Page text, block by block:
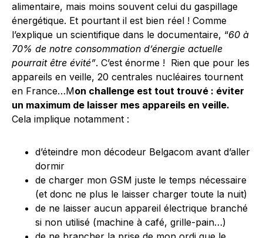
alimentaire, mais moins souvent celui du gaspillage
énergétique. Et pourtant il est bien réel ! Comme
l’explique un scientifique dans le documentaire, “60 à
70% de notre consommation d’énergie actuelle
pourrait être évité”. C’est énorme ! Rien que pour les
appareils en veille, 20 centrales nucléaires tournent
en France…Mon challenge est tout trouvé : éviter
un maximum de laisser mes appareils en veille.
Cela implique notamment :
d’éteindre mon décodeur Belgacom avant d’aller
dormir
de charger mon GSM juste le temps nécessaire
(et donc ne plus le laisser charger toute la nuit)
de ne laisser aucun appareil électrique branché
si non utilisé (machine à café, grille-pain…)